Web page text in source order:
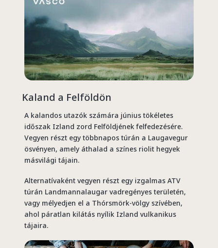
Kaland a Felföldön
A kalandos utazók számára június tökéletes
időszak Izland zord Felföldjének felfedezésére.
Vegyen részt egy többnapos túrán a Laugavegur
ösvényen, amely áthalad a színes riolit hegyek
másvilági tájain.
Alternatívaként vegyen részt egy izgalmas ATV
túrán Landmannalaugar vadregényes területén,
vagy mélyedjen el a Thórsmörk-völgy szívében,
ahol páratlan kilátás nyílik Izland vulkanikus
tájaira.